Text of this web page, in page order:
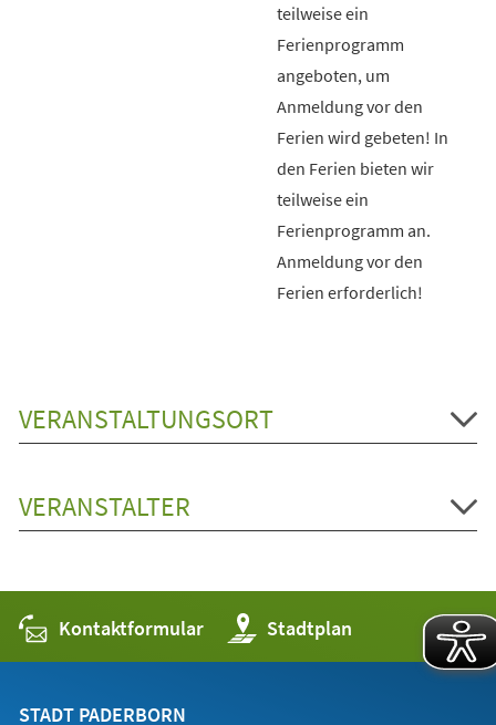
teilweise ein
Ferienprogramm
angeboten, um
Anmeldung vor den
Ferien wird gebeten! In
den Ferien bieten wir
teilweise ein
Ferienprogramm an.
Anmeldung vor den
Ferien erforderlich!
VERANSTALTUNGSORT
VERANSTALTER
Kontaktformular Stadtplan
(Öffnet
in
einem
STADT PADERBORN